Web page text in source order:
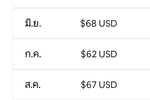
มิ.ย.
ก.ค.
ส.ค.
$68 USD
$62 USD
$67 USD